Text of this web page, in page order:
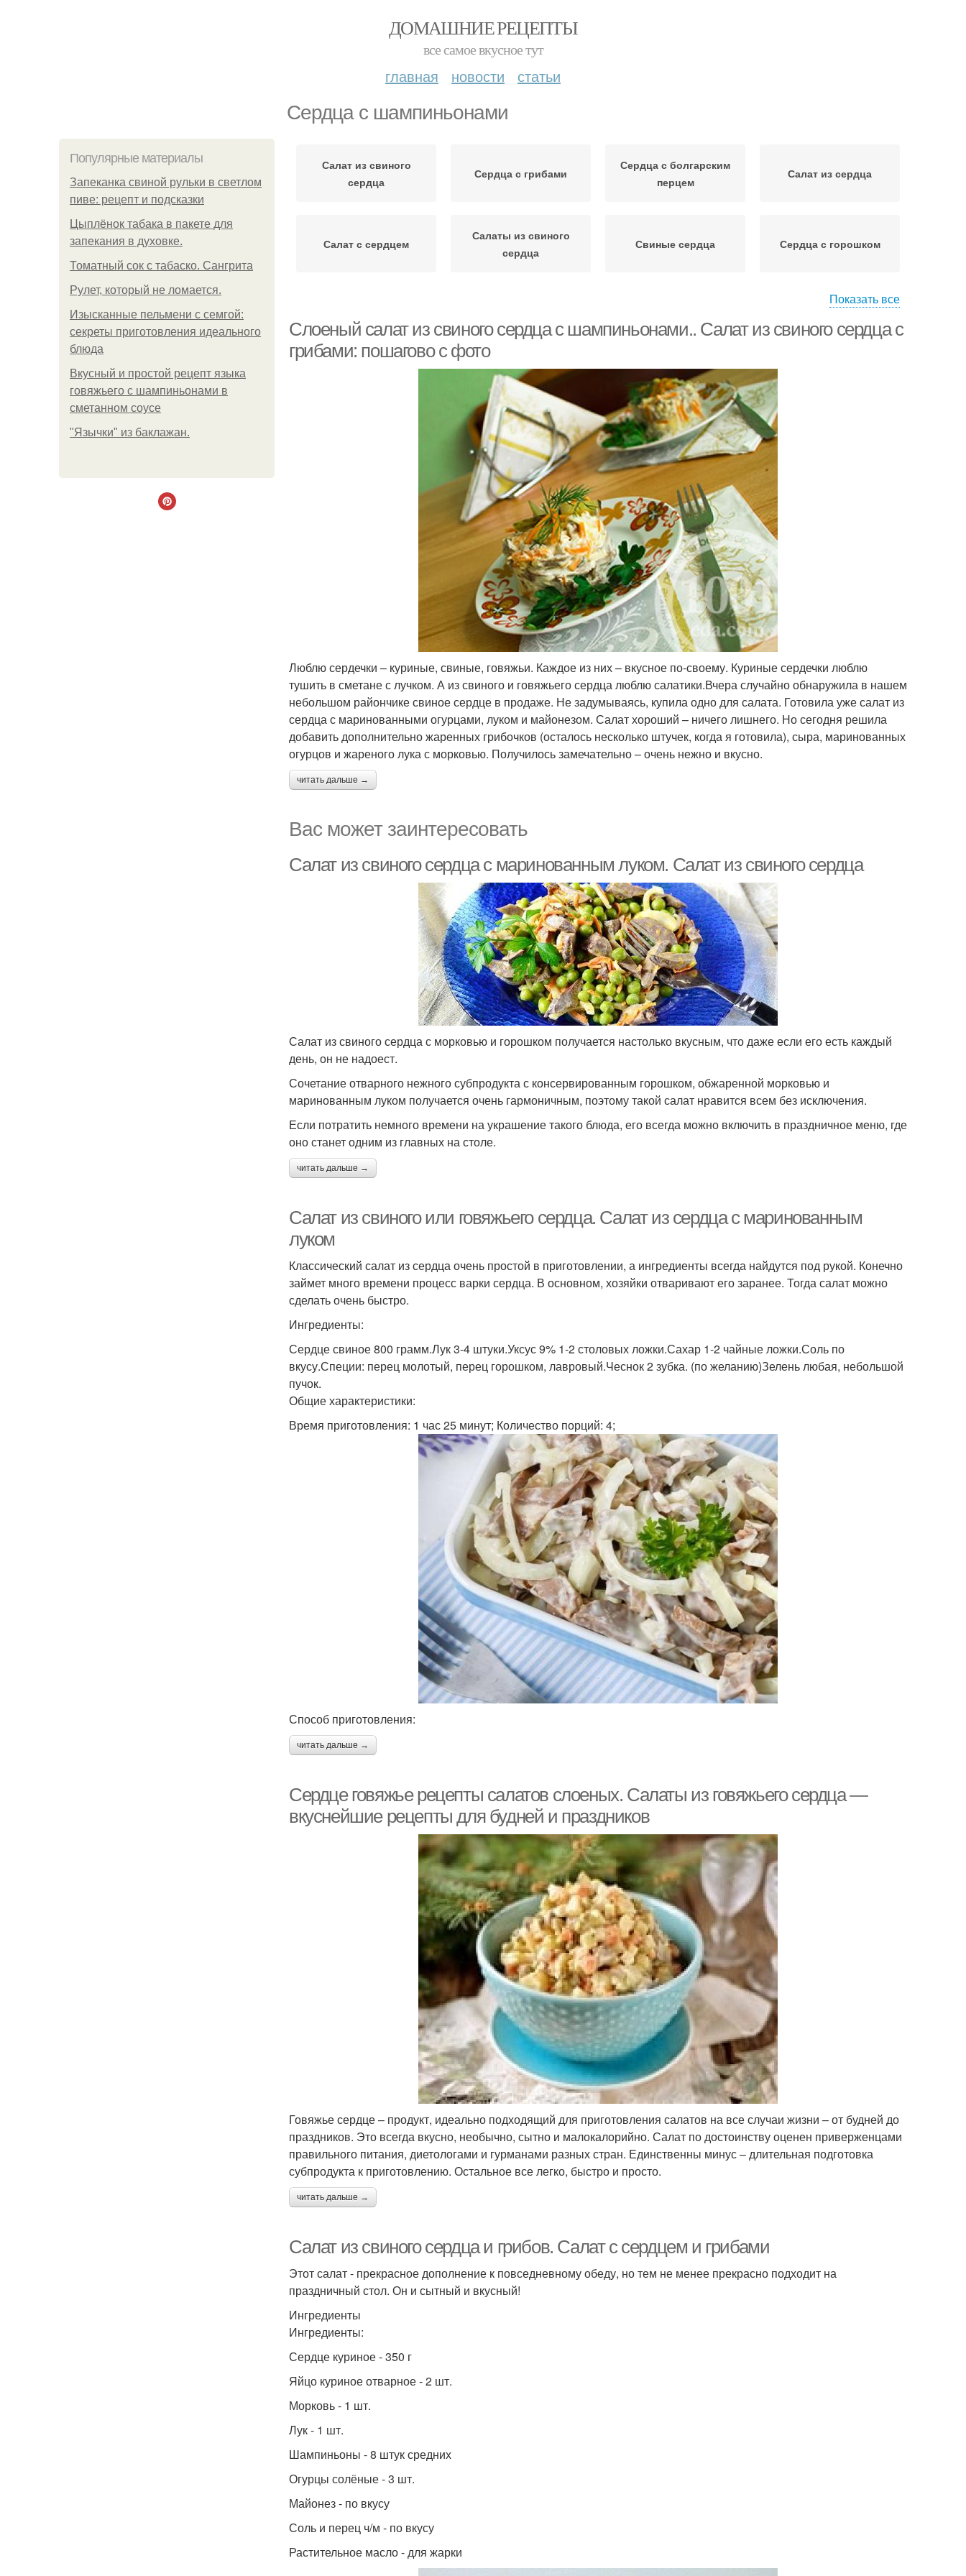
ДОМАШНИЕ РЕЦЕПТЫ
все самое вкусное тут
главная новости статьи
Сердца с шампиньонами
Популярные материалы
Запеканка свиной рульки в светлом
пиве: рецепт и подсказки
Цыплёнок табака в пакете для
запекания в духовке.
Томатный сок с табаско. Сангрита
Рулет, который не ломается.
Изысканные пельмени с семгой:
секреты приготовления идеального
блюда
Вкусный и простой рецепт языка
говяжьего с шампиньонами в
сметанном соусе
"Язычки" из баклажан.
Салат из свиного
сердца
Сердца с грибами
Сердца с болгарским
перцем
Салат из сердца
Салат с сердцем
Салаты из свиного
сердца
Свиные сердца Сердца с горошком
сердцем
Показать все
Слоеный салат из свиного сердца с шампиньонами.. Салат из свиного сердца с
грибами: пошагово с фото
Люблю сердечки – куриные, свиные, говяжьи. Каждое из них – вкусное по-своему. Куриные сердечки люблю
тушить в сметане с лучком. А из свиного и говяжьего сердца люблю салатики.Вчера случайно обнаружила в нашем
небольшом райончике свиное сердце в продаже. Не задумываясь, купила одно для салата. Готовила уже салат из
сердца с маринованными огурцами, луком и майонезом. Салат хороший – ничего лишнего. Но сегодня решила
добавить дополнительно жаренных грибочков (осталось несколько штучек, когда я готовила), сыра, маринованных
огурцов и жареного лука с морковью. Получилось замечательно – очень нежно и вкусно.
читать дальше →
Вас может заинтересовать
Салат из свиного сердца с маринованным луком. Салат из свиного сердца
Салат из свиного сердца с морковью и горошком получается настолько вкусным, что даже если его есть каждый
день, он не надоест.
Сочетание отварного нежного субпродукта с консервированным горошком, обжаренной морковью и
маринованным луком получается очень гармоничным, поэтому такой салат нравится всем без исключения.
Если потратить немного времени на украшение такого блюда, его всегда можно включить в праздничное меню, где
оно станет одним из главных на столе.
читать дальше →
Салат из свиного или говяжьего сердца. Салат из сердца с маринованным
луком
Классический салат из сердца очень простой в приготовлении, а ингредиенты всегда найдутся под рукой. Конечно
займет много времени процесс варки сердца. В основном, хозяйки отваривают его заранее. Тогда салат можно
сделать очень быстро.
Ингредиенты:
Сердце свиное 800 грамм.Лук 3-4 штуки.Уксус 9% 1-2 столовых ложки.Сахар 1-2 чайные ложки.Соль по
вкусу.Специи: перец молотый, перец горошком, лавровый.Чеснок 2 зубка. (по желанию)Зелень любая, небольшой
пучок.
Общие характеристики:
Время приготовления: 1 час 25 минут; Количество порций: 4;
Способ приготовления:
читать дальше →
Сердце говяжье рецепты салатов слоеных. Салаты из говяжьего сердца —
вкуснейшие рецепты для будней и праздников
Говяжье сердце – продукт, идеально подходящий для приготовления салатов на все случаи жизни – от будней до
праздников. Это всегда вкусно, необычно, сытно и малокалорийно. Салат по достоинству оценен приверженцами
правильного питания, диетологами и гурманами разных стран. Единственны минус – длительная подготовка
субпродукта к приготовлению. Остальное все легко, быстро и просто.
читать дальше →
Салат из свиного сердца и грибов. Салат с сердцем и грибами
Этот салат - прекрасное дополнение к повседневному обеду, но тем не менее прекрасно подходит на
праздничный стол. Он и сытный и вкусный!
Ингредиенты
Ингредиенты:
Сердце куриное - 350 г
Яйцо куриное отварное - 2 шт.
Морковь - 1 шт.
Лук - 1 шт.
Шампиньоны - 8 штук средних
Огурцы солёные - 3 шт.
Майонез - по вкусу
Соль и перец ч/м - по вкусу
Растительное масло - для жарки